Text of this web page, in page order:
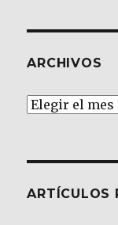
ARCHIVOS
Archivos
ARTÍCULOS